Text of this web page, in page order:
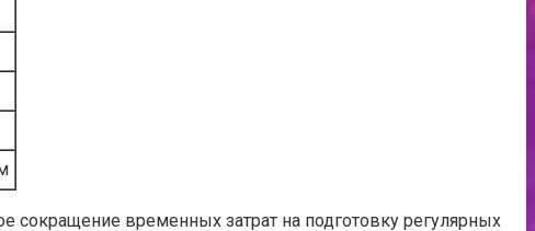
сокращение временных затрат на подготовку регулярных